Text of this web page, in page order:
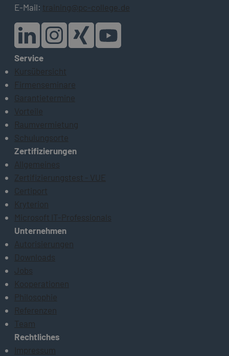
E-Mail: training@pc-college.de
Service
Kursübersicht
Firmenseminare
Garantietermine
Vorteile
Raumvermietung
Schulungsorte
Zertifizierungen
Allgemeines
Zertifizierungstest - VUE
Certiport
Kryterion
Microsoft IT-Professionals
Unternehmen
Autorisierungen
Downloads
Jobs
Kooperationen
Philosophie
Referenzen
Team
Rechtliches
Impressum